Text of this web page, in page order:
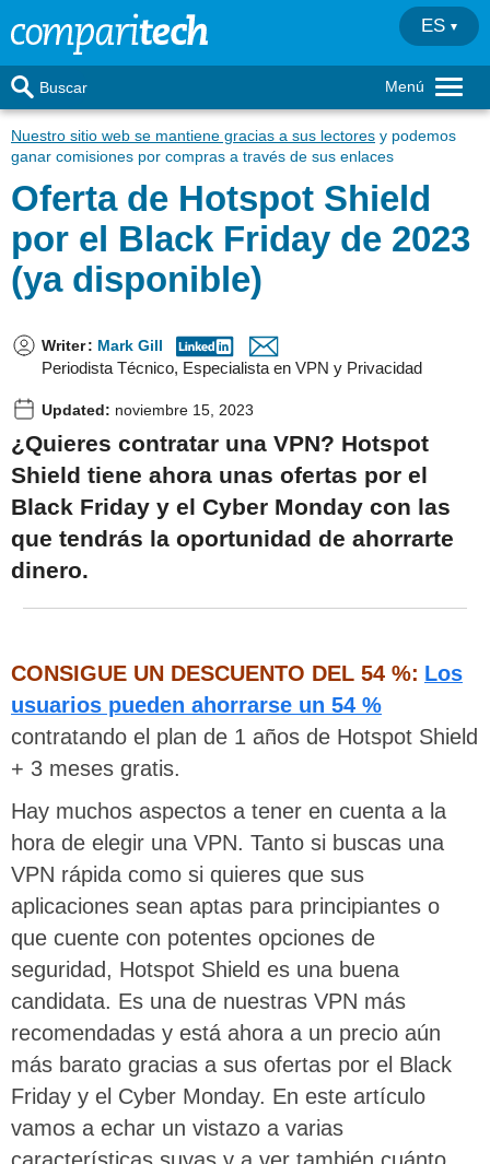
Menú
Buscar
ES
Nuestro sitio web se mantiene gracias a sus lectores y podemos
ganar comisiones por compras a través de sus enlaces
Oferta de Hotspot Shield
por el Black Friday de 2023
(ya disponible)
Writer: Mark Gill
Periodista Técnico, Especialista en VPN y Privacidad
Updated: noviembre 15, 2023
¿Quieres contratar una VPN? Hotspot
Shield tiene ahora unas ofertas por el
Black Friday y el Cyber Monday con las
que tendrás la oportunidad de ahorrarte
dinero.
CONSIGUE UN DESCUENTO DEL 54 %: Los
usuarios pueden ahorrarse un 54 %
contratando el plan de 1 años de Hotspot Shield
+ 3 meses gratis.
Hay muchos aspectos a tener en cuenta a la
hora de elegir una VPN. Tanto si buscas una
VPN rápida como si quieres que sus
aplicaciones sean aptas para principiantes o
que cuente con potentes opciones de
seguridad, Hotspot Shield es una buena
candidata. Es una de nuestras VPN más
recomendadas y está ahora a un precio aún
más barato gracias a sus ofertas por el Black
Friday y el Cyber Monday. En este artículo
vamos a echar un vistazo a varias